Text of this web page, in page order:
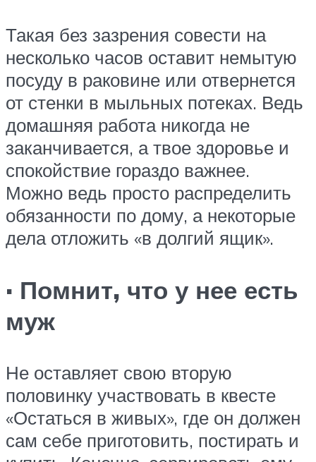
Такая без зазрения совести на
несколько часов оставит немытую
посуду в раковине или отвернется
от стенки в мыльных потеках. Ведь
домашняя работа никогда не
заканчивается, а твое здоровье и
спокойствие гораздо важнее.
Можно ведь просто распределить
обязанности по дому, а некоторые
дела отложить «в долгий ящик».
· Помнит, что у нее есть
муж
Не оставляет свою вторую
половинку участвовать в квесте
«Остаться в живых», где он должен
сам себе приготовить, постирать и